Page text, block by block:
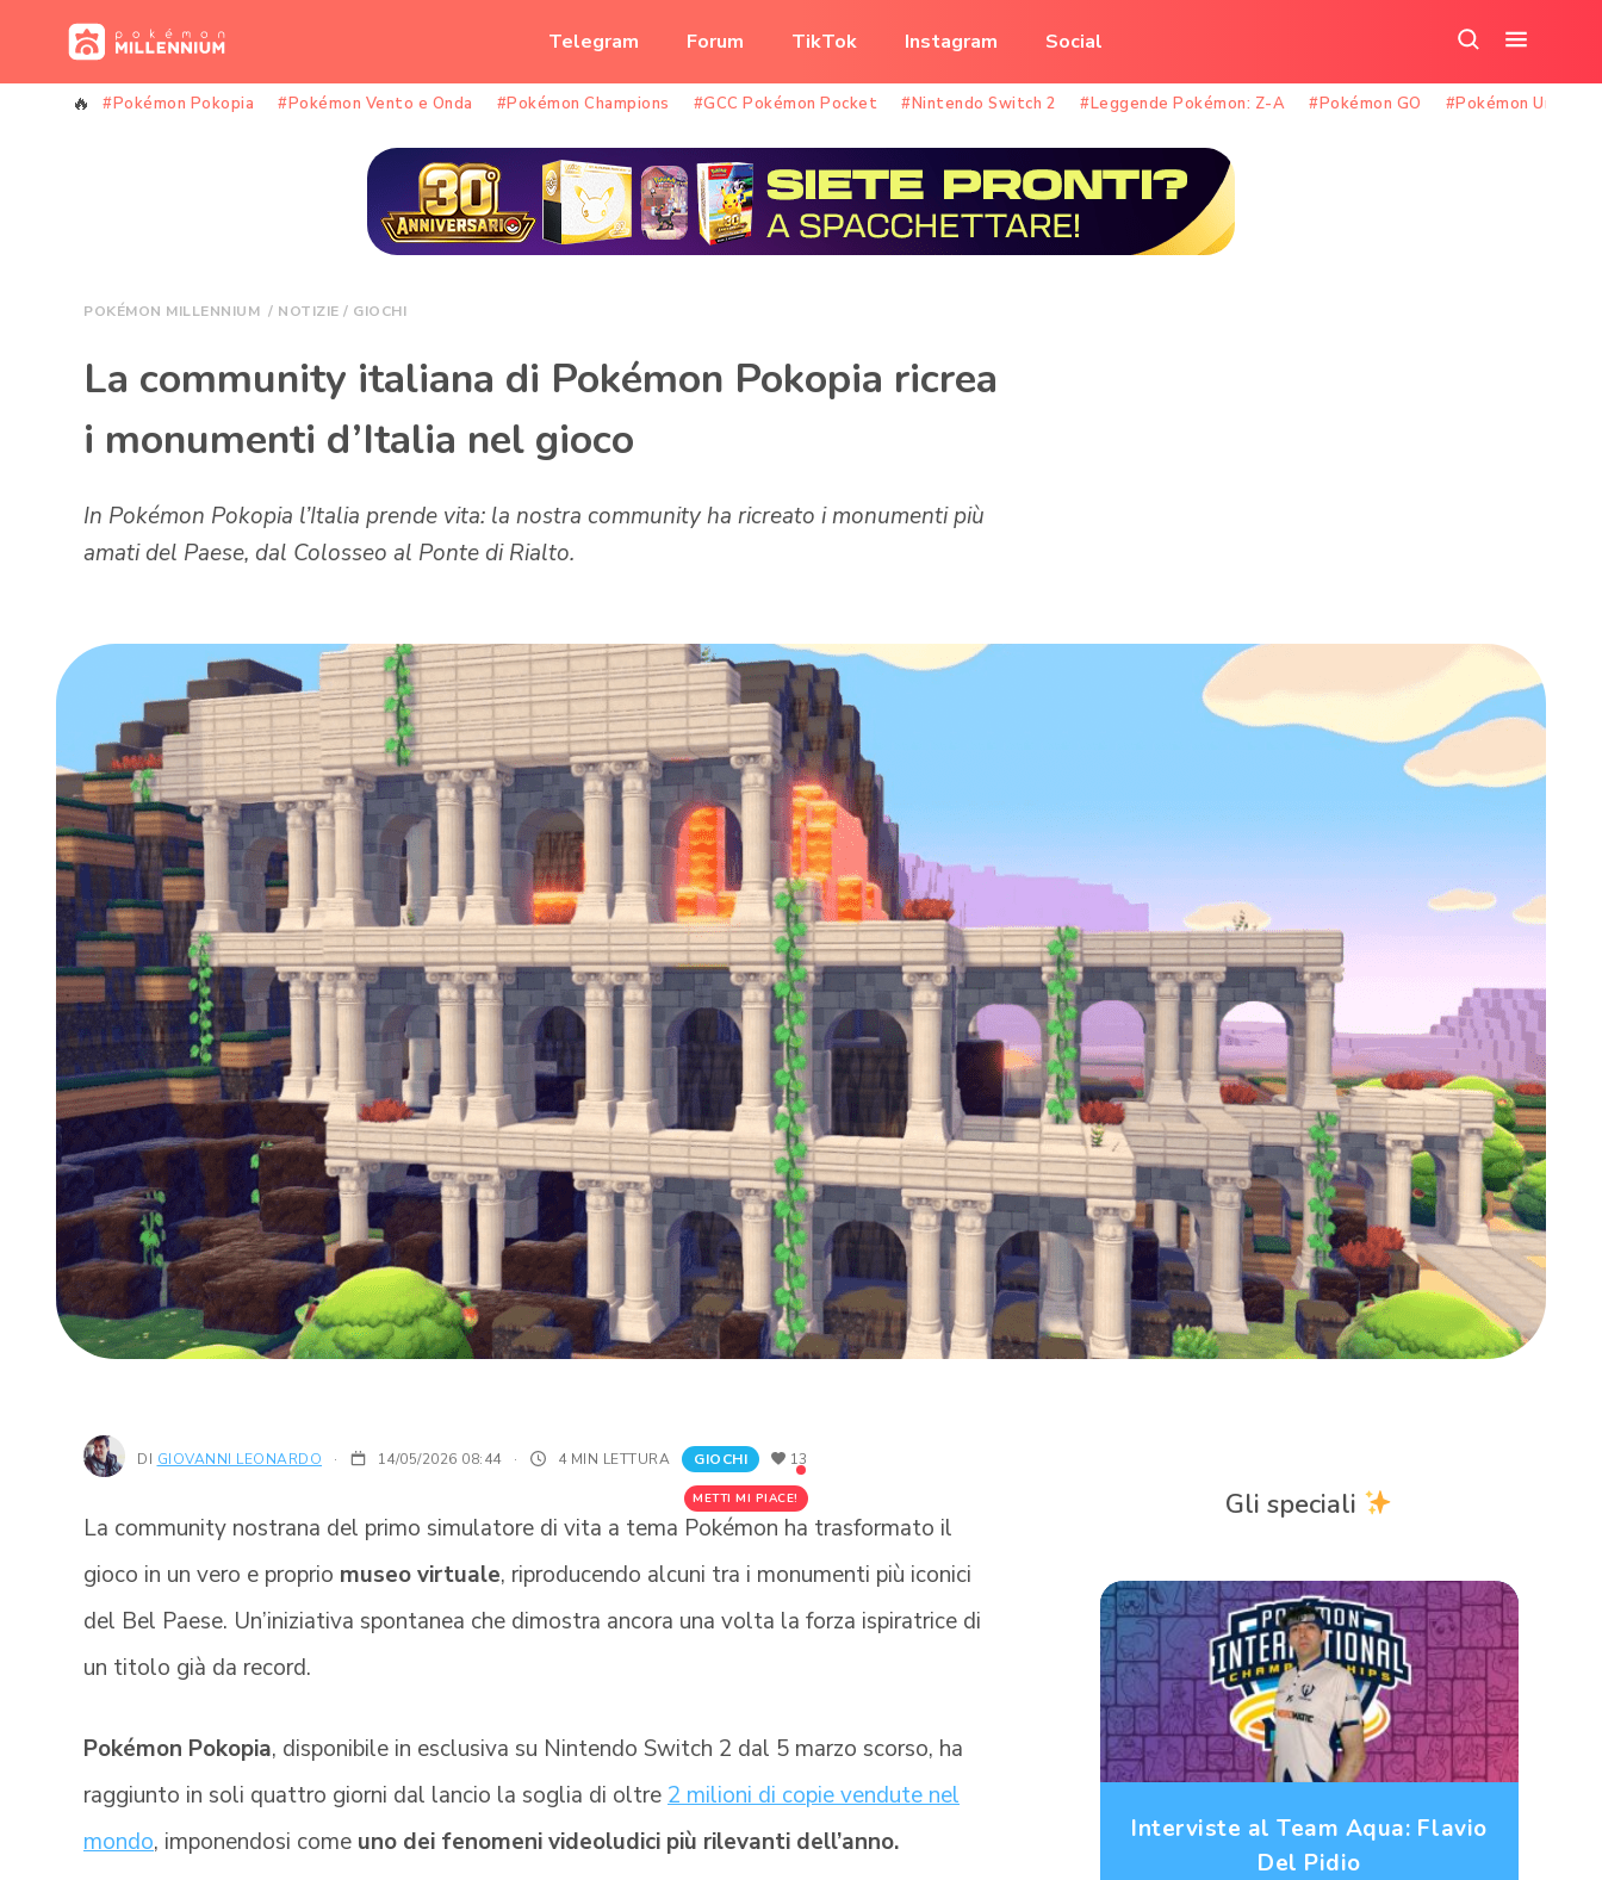
Telegram Forum TikTok Instagram Social
nel
sito
il
menu
#Pokémon Pokopia #Pokémon Vento e Onda #Pokémon Champions #GCC Pokémon Pocket #Nintendo Switch 2 #Leggende Pokémon: Z-A #Pokémon GO #Pokémon Unite
POKÉMON MILLENNIUM / NOTIZIE / GIOCHI
La community italiana di Pokémon Pokopia ricrea
i monumenti d’Italia nel gioco
In Pokémon Pokopia l’Italia prende vita: la nostra community ha ricreato i monumenti più
amati del Paese, dal Colosseo al Ponte di Rialto.
DI GIOVANNI LEONARDO 14/05/2026 08:44· 4 MIN LETTURA GIOCHI
METTI MI PIACE!
13
La community nostrana del primo simulatore di vita a tema Pokémon ha trasformato il
gioco in un vero e proprio museo virtuale, riproducendo alcuni tra i monumenti più iconici
del Bel Paese. Un’iniziativa spontanea che dimostra ancora una volta la forza ispiratrice di
un titolo già da record.
Pokémon Pokopia, disponibile in esclusiva su Nintendo Switch 2 dal 5 marzo scorso, ha
raggiunto in soli quattro giorni dal lancio la soglia di oltre 2 milioni di copie vendute nel
mondo, imponendosi come uno dei fenomeni videoludici più rilevanti dell’anno.
Gli speciali
Interviste al Team Aqua: Flavio
Del Pidio